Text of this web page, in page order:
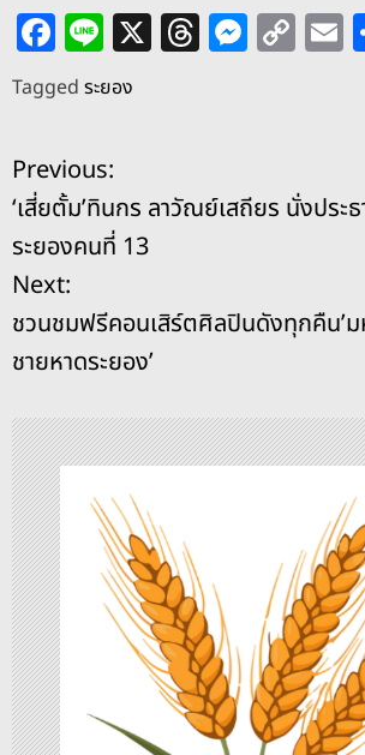
F
a
c
e
b
o
o
k
Li
n
e
X T
h
d
s
M
e
n
g
C
o
Li
n
E
Tagged ระยอง
แ
น
ะ
แ
น
ว
เ
รื่
อ
ง
Previous:
‘เสี่ยตั้ม’ทินกร ลาวัณย์เสถียร นั่งประ
ระยองคนที่ 13
Next:
ชวนชมฟรีคอนเสิร์ตศิลปินดังทุกคืน’
ชายหาดระยอง’